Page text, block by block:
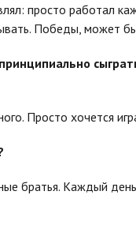
просто работал
Победы, может
Просто хочется
братья. Каждый